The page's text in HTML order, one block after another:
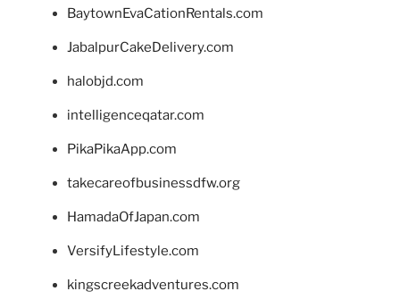
BaytownEvaCationRentals.com
JabalpurCakeDelivery.com
halobjd.com
intelligenceqatar.com
PikaPikaApp.com
takecareofbusinessdfw.org
HamadaOfJapan.com
VersifyLifestyle.com
kingscreekadventures.com